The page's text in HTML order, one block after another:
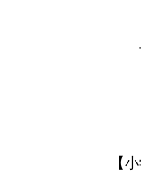
（
长
（
（
【